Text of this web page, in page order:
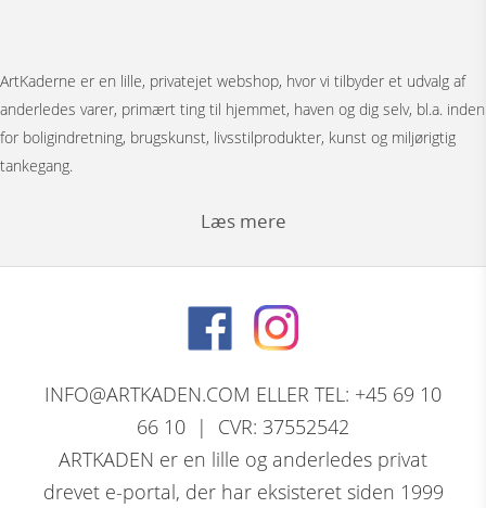
ArtKaderne er en lille, privatejet webshop, hvor vi tilbyder et udvalg af
anderledes varer, primært ting til hjemmet, haven og dig selv, bl.a. inden
for boligindretning, brugskunst, livsstilprodukter, kunst og miljørigtig
tankegang.
Læs mere
Bag menuen ”Figurer” gemmer der sig et stort udvalg af
modeller. Vi har bronzefigurer, dyrefigurer, figurer i resin, Thai figurer,
Tranepar i bronze og retro træfigurer.
David Marshall, den skotsk / spanske skulptørs komplette program af
INFO@ARTKADEN.COM ELLER TEL: +45 69 10
66 10 | CVR: 37552542
ARTKADEN er en lille og anderledes privat
drevet e-portal, der har eksisteret siden 1999